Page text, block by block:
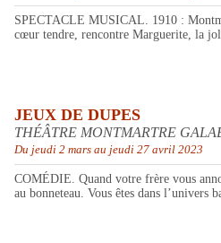
SPECTACLE MUSICAL. 1910 :
cœur tendre, rencontre Marguerite, la
JEUX DE DUPES
THÉÂTRE MONTMARTRE
Du jeudi 2 mars au jeudi 27 avril 2023
COMÉDIE. Quand votre frère vous
au bonneteau. Vous êtes dans l’univers